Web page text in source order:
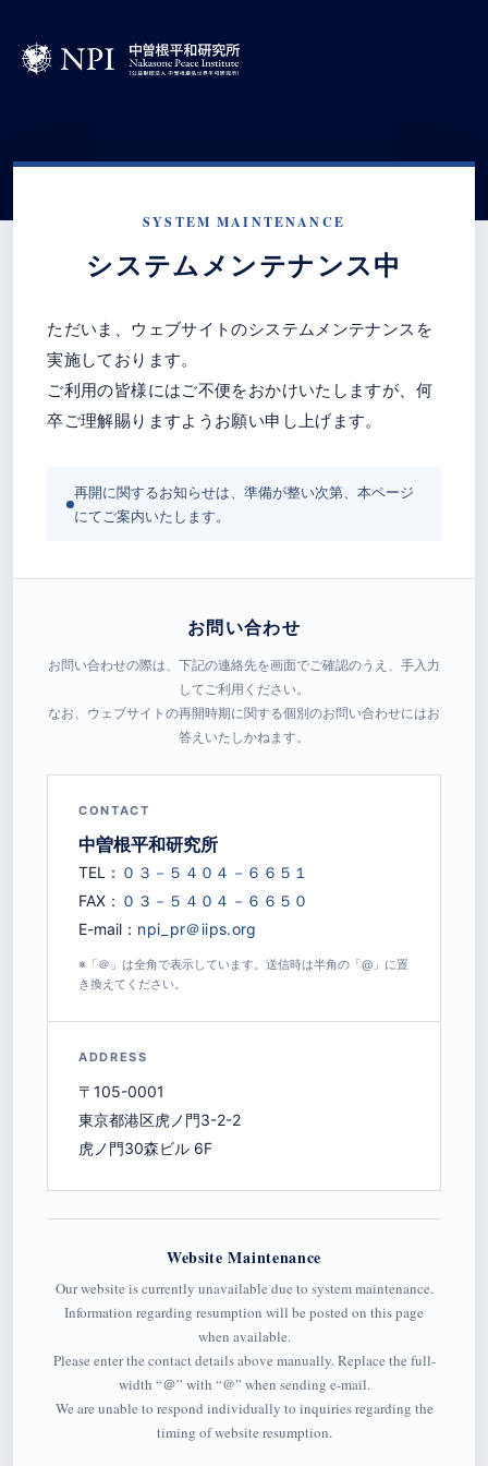
SYSTEM MAINTENANCE
システムメンテナンス中
ただいま、ウェブサイトのシステムメンテナンスを
実施しております。
ご利用の皆様にはご不便をおかけいたしますが、何
卒ご理解賜りますようお願い申し上げます。
再開に関するお知らせは、準備が整い次第、本ページ
にてご案内いたします。
お問い合わせ
お問い合わせの際は、下記の連絡先を画面でご確認のうえ、手入力
してご利用ください。
なお、ウェブサイトの再開時期に関する個別のお問い合わせにはお
答えいたしかねます。
CONTACT
中曽根平和研究所
TEL：
FAX：
E-mail：
※「＠」は全角で表示しています。送信時は半角の「@」に置
き換えてください。
ADDRESS
〒105-0001
東京都港区虎ノ門3-2-2
虎ノ門30森ビル 6F
Website Maintenance
Our website is currently unavailable due to system maintenance.
Information regarding resumption will be posted on this page
when available.
Please enter the contact details above manually. Replace the full-
width “＠” with “@” when sending e-mail.
We are unable to respond individually to inquiries regarding the
timing of website resumption.